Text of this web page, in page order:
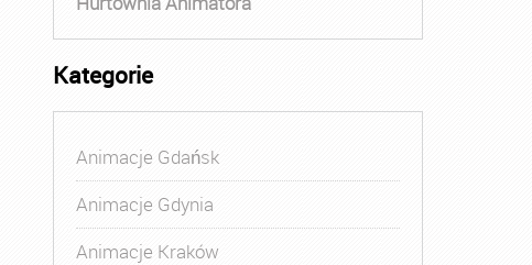
Kategorie
Animacje Gdańsk
Animacje Gdynia
Animacje Kraków